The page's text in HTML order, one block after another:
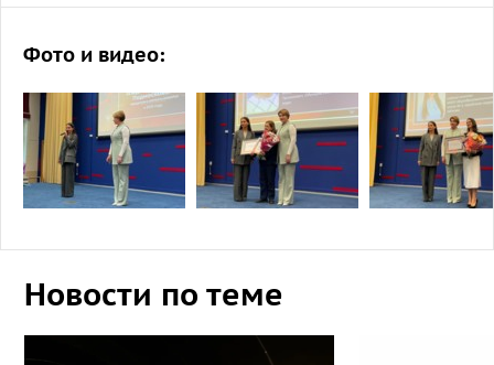
Фото и видео:
Новости по теме